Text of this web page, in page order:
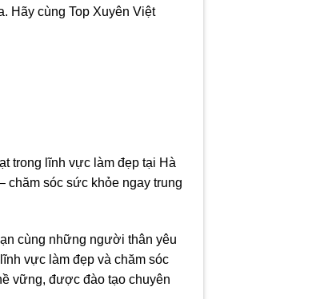
Hãy cùng Top Xuyên Việt
trong lĩnh vực làm đẹp tại Hà
chăm sóc sức khỏe ngay trung
cùng những người thân yêu
vực làm đẹp và chăm sóc
vững, được đào tạo chuyên